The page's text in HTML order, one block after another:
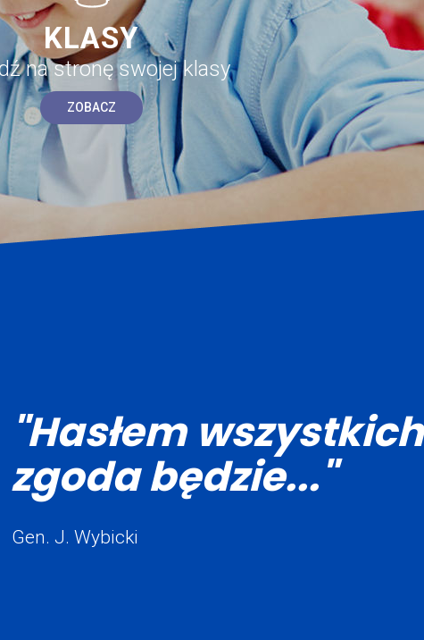
KLASY
na stronę swojej klasy
ZOBACZ
"Hasłem wszystkich
zgoda będzie..."
Gen. J. Wybicki